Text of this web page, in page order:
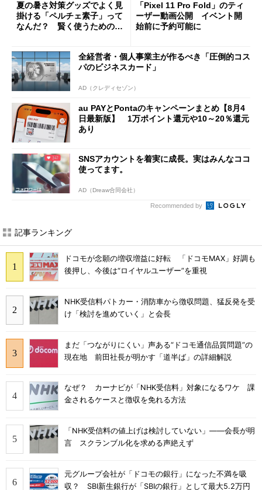
夏の暑さ対策グッズでよく見
掛ける「ペルチェ素子」って
なんだ？ 賢く使うための注
「Pixel 11 Pro Fold」のティ
ーザー動画公開 イベント開
始前に予約可能に
全経営者・個人事業主が作るべき「圧倒的コス
パのビジネスカード」
AD（クレディセゾン）
au PAYとPontaのキャンペーンまとめ【8月4
日最新版】 1万ポイント還元や10～20％還元
あり
SNSアカウントを着実に成長。実はみんなココ
使ってます。
AD（Dreaw合同会社）
Recommended by
記事ランキング
ドコモが念願の増収増益に好転 「ドコモMAX」好調も
後押し、今後は“ロイヤルユーザー”を重視
NHK受信料パトカー・消防車から徴収問題、猛反発を受
け「検討を進めていく」と会長
まだ「つながりにくい」声ある“ドコモ通信品質問題”の
現在地 前田社長が明かす「道半ば」の詳細解説
なぜ？ カーナビが「NHK受信料」対象になるワケ 課
金されるケースと徴収を免れる方法
「NHK受信料の値上げは検討していない」――会長が明
言 スクランブル化を求める声絶えず
元グループ会社が「ドコモの銀行」になった不満を吸
収？ SBI新生銀行が「SBIの銀行」として最大5.2万円